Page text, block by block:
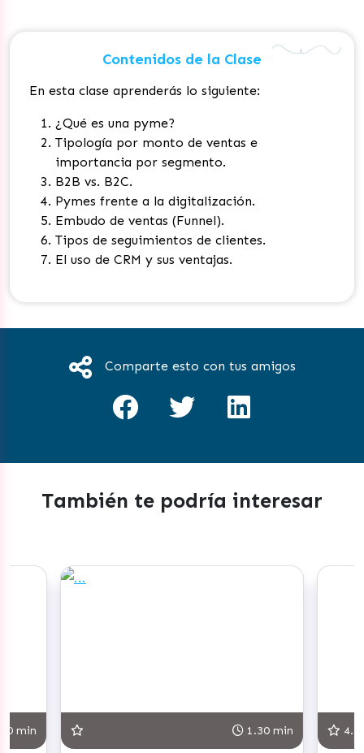
Contenidos de la Clase
En esta clase aprenderás lo siguiente:
¿Qué es una pyme?
Tipología por monto de ventas e
importancia por segmento.
B2B vs. B2C.
Pymes frente a la digitalización.
Embudo de ventas (Funnel).
Tipos de seguimientos de clientes.
El uso de CRM y sus ventajas.
Comparte esto con tus amigos
También te podría interesar
min 1.30 min 4.8